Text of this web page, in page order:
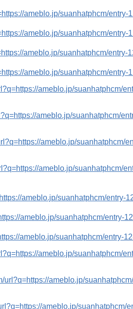
ameblo.jp/suanhatphcm/entry-
ameblo.jp/suanhatphcm/entry-
ameblo.jp/suanhatphcm/entry-
ameblo.jp/suanhatphcm/entry-
ameblo.jp/suanhatphcm/
ameblo.jp/suanhatphcm/
ameblo.jp/suanhatphcm/
ameblo.jp/suanhatphcm/
ameblo.jp/suanhatphcm/entry-
ameblo.jp/suanhatphcm/entry-
ameblo.jp/suanhatphcm/entry-
ameblo.jp/suanhatphcm/
url?q=https://ameblo.jp/
ameblo.jp/suanhatphcm/